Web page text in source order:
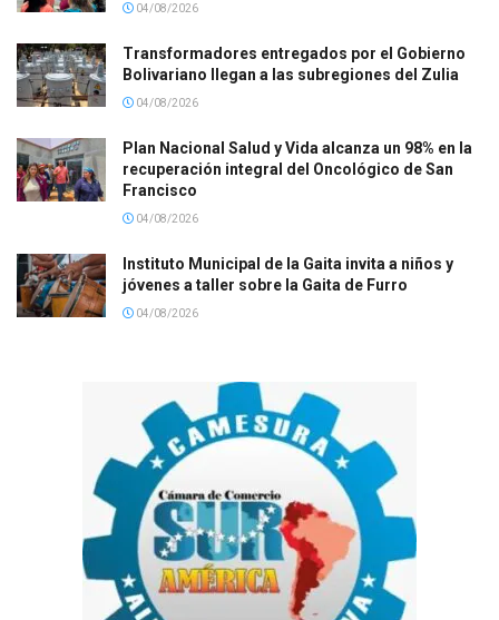
04/08/2026
Transformadores entregados por el Gobierno
Bolivariano llegan a las subregiones del Zulia
04/08/2026
Plan Nacional Salud y Vida alcanza un 98% en la
recuperación integral del Oncológico de San
Francisco
04/08/2026
Instituto Municipal de la Gaita invita a niños y
jóvenes a taller sobre la Gaita de Furro
04/08/2026